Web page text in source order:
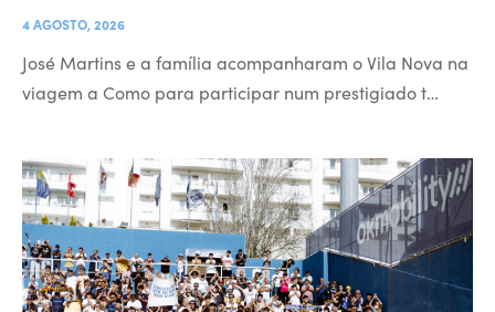
4 AGOSTO, 2026
José Martins e a família acompanharam o Vila Nova na
viagem a Como para participar num prestigiado t…